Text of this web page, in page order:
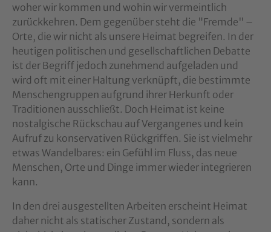
woher wir kommen und wohin wir vermeintlich
zurückkehren. Dem gegenüber steht die "Fremde" –
Orte, die wir nicht als unsere Heimat begreifen. In der
heutigen politischen und gesellschaftlichen Debatte
ist der Begriff jedoch zunehmend aufgeladen und
wird oft mit einer Haltung verknüpft, die bestimmte
Menschengruppen aufgrund ihrer Herkunft oder
Traditionen ausschließt. Doch Heimat ist keine
nostalgische Rückschau auf Vergangenes und kein
Aufruf zu konservativen Rückgriffen. Sie ist vielmehr
etwas Wandelbares: ein Gefühl im Fluss, das neue
Menschen, Orte und Dinge immer wieder integrieren
kann.
In den drei ausgestellten Arbeiten erscheint Heimat
daher nicht als statischer Zustand, sondern als